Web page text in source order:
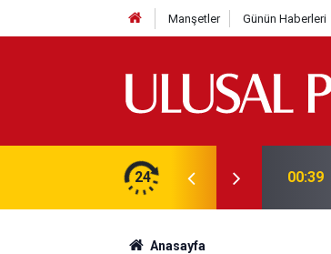
Manşetler Günün Haberleri
24 00:39
Anasayfa